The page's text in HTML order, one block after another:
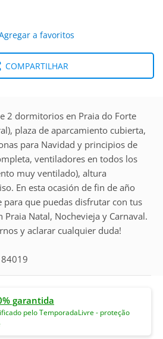
a favoritos
COMPARTILHAR
2 dormitorios en Praia do Forte
plaza de aparcamiento cubierta,
para Navidad y principios de
ventiladores en todos los
muy ventilado), altura
En esta ocasión de fin de año
para que puedas disfrutar con tus
Praia Natal, Nochevieja y Carnaval.
y aclarar cualquier duda!
garantida
pelo TemporadaLivre - proteção